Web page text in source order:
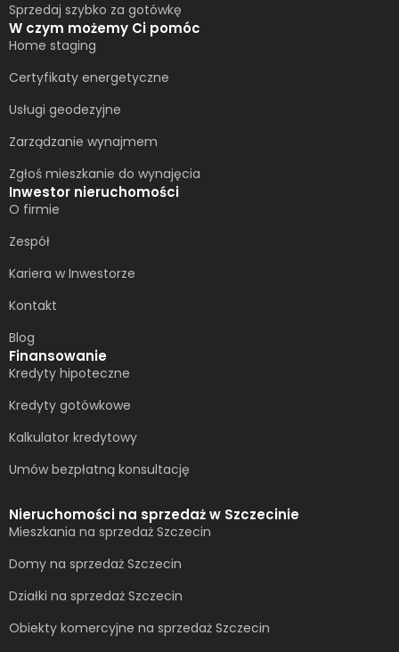
Sprzedaj szybko za gotówkę
W czym możemy Ci pomóc
Home staging
Certyfikaty energetyczne
Usługi geodezyjne
Zarządzanie wynajmem
Zgłoś mieszkanie do wynajęcia
Inwestor nieruchomości
O firmie
Zespół
Kariera w Inwestorze
Kontakt
Blog
Finansowanie
Kredyty hipoteczne
Kredyty gotówkowe
Kalkulator kredytowy
Umów bezpłatną konsultację​
Nieruchomości na sprzedaż w Szczecinie
Mieszkania na sprzedaż Szczecin
Domy na sprzedaż Szczecin
Działki na sprzedaż Szczecin
Obiekty komercyjne na sprzedaż Szczecin